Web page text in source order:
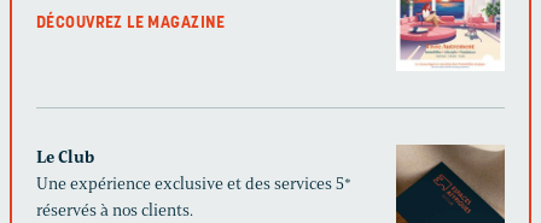
DÉCOUVREZ LE MAGAZINE
Le Club
Une expérience exclusive et des services 5*
réservés à nos clients.